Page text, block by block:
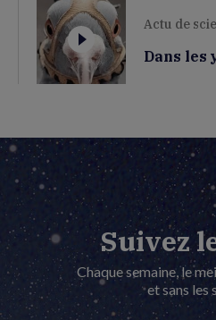
Actu de
Dans les
Suivez
Chaque semaine, le
et sans les